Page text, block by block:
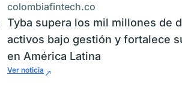
colombiafintech.co
Tyba supera los mil millones de
activos bajo gestión y fortalece
en América Latina
Ver noticia